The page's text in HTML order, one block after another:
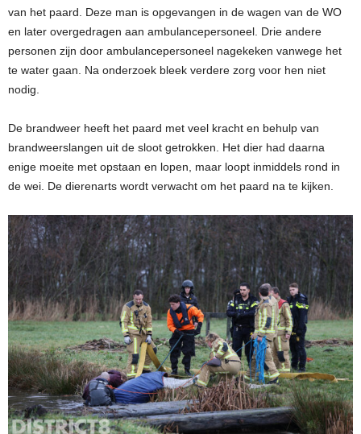
van het paard. Deze man is opgevangen in de wagen van de WO
en later overgedragen aan ambulancepersoneel. Drie andere
personen zijn door ambulancepersoneel nagekeken vanwege het
te water gaan. Na onderzoek bleek verdere zorg voor hen niet
nodig.
De brandweer heeft het paard met veel kracht en behulp van
brandweerslangen uit de sloot getrokken. Het dier had daarna
enige moeite met opstaan en lopen, maar loopt inmiddels rond in
de wei. De dierenarts wordt verwacht om het paard na te kijken.